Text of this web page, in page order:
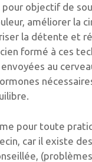
pour objectif de
améliorer la
la détente et
formé à ces
au
pour toute
car il existe